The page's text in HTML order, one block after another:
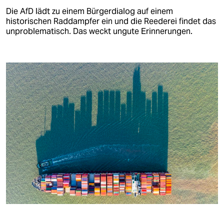
Die AfD lädt zu einem Bürgerdialog auf einem
historischen Raddampfer ein und die Reederei findet das
unproblematisch. Das weckt ungute Erinnerungen.